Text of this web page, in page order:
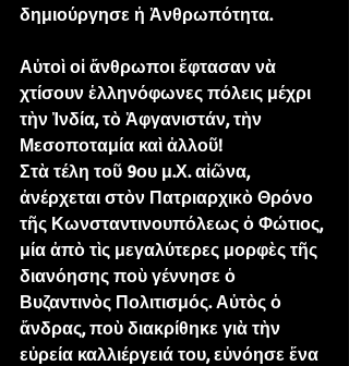
δημιούργησε ἡ Ἀνθρωπότητα.
Αὐτοὶ οἱ ἄνθρωποι ἔφτασαν νὰ
χτίσουν ἑλληνόφωνες πόλεις μέχρι
τὴν Ἰνδία, τὸ Ἀφγανιστάν, τὴν
Μεσοποταμία καὶ ἀλλοῦ!
Στὰ τέλη τοῦ 9ου μ.Χ. αἰῶνα,
ἀνέρχεται στὸν Πατριαρχικὸ Θρόνο
τῆς Κωνσταντινουπόλεως ὁ Φώτιος,
μία ἀπὸ τὶς μεγαλύτερες μορφὲς τῆς
διανόησης ποὺ γέννησε ὁ
Βυζαντινὸς Πολιτισμός. Αὐτὸς ὁ
ἄνδρας, ποὺ διακρίθηκε γιὰ τὴν
εὐρεία καλλιέργειά του, εὐνόησε ἕνα